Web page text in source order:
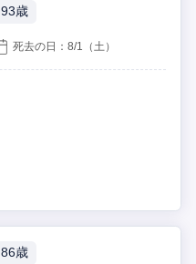
93歳
死去の日：8/1 （土）
86歳